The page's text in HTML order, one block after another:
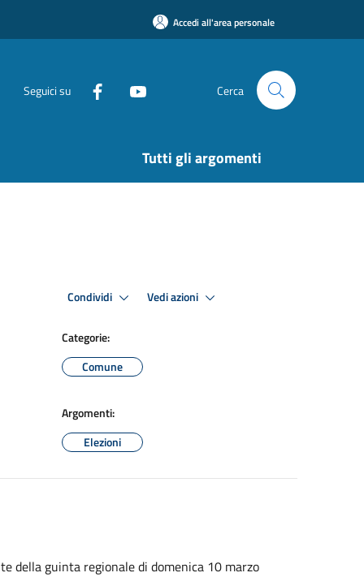
Accedi all'area personale
Seguici su Cerca
Tutti gli argomenti
Condividi Vedi azioni
Categorie:
Comune
Argomenti:
Elezioni
della guinta regionale di domenica 10 marzo